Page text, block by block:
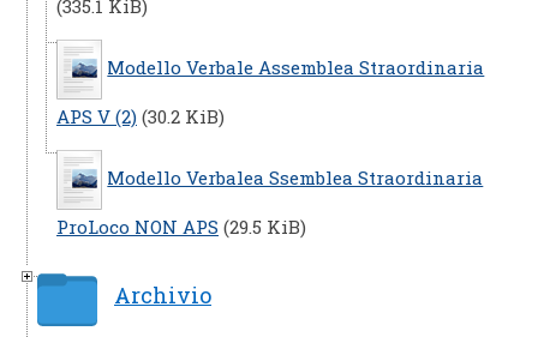
(335.1 KiB)
Modello Verbale Assemblea Straordinaria
APS V (2) (30.2 KiB)
Modello Verbalea Ssemblea Straordinaria
ProLoco NON APS (29.5 KiB)
Archivio